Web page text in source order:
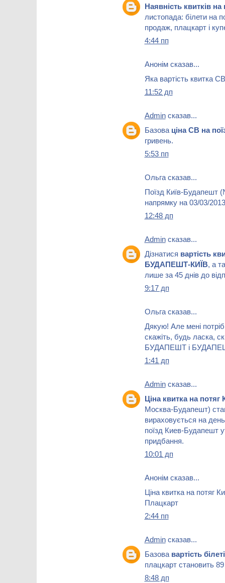
Наявність квитків
листопада: білети на
продаж, плацкарт і
4:44 пп
Анонім сказав...
Яка вартість квитка
11:52 дп
Adminсказав...
Базова ціна СВ на
гривень.
5:53 пп
Ольга сказав...
Поїзд Київ-Будапешт
напрямку на 03/03/
12:48 дп
Adminсказав...
Дізнатися вартість
БУДАПЕШТ-КИЇВ, а
лише за 45 днів до
9:17 дп
Ольга сказав...
Дякую! Але мені
скажіть, будь ласка,
БУДАПЕШТ і
1:41 дп
Adminсказав...
Ціна квитка на
Москва-Будапешт)
вираховується на
поїзд Киев-Будапешт
придбання.
10:01 дп
Анонім сказав...
Ціна квитка на потяг
Плацкарт
2:44 пп
Adminсказав...
Базова вартість
плацкарт становить
8:48 дп